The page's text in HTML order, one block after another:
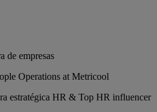
de empresas
Operations at Metricool
estratégica HR & Top HR influencer